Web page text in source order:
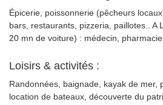
Épicerie, poissonnerie (pêcheurs
bars, restaurants, pizzeria, paillotes.. A
20 mn de voiture) : médecin,
Loisirs & activités :
Randonnées, baignade, kayak de mer,
location de bateaux, découverte du